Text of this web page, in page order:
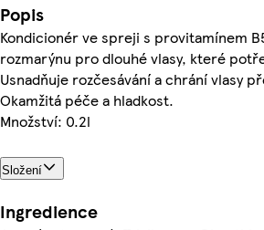
Popis
Kondicionér ve spreji s provitamínem
rozmarýnu pro dlouhé vlasy, které
Usnadňuje rozčesávání a chrání vlasy
Okamžitá péče a hladkost.
Množství: 0.2l
Složení
Ingredience